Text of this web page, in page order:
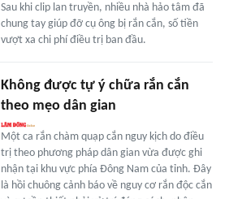
Sau khi clip lan truyền, nhiều nhà hảo tâm đã
chung tay giúp đỡ cụ ông bị rắn cắn, số tiền
vượt xa chi phí điều trị ban đầu.
Không được tự ý chữa rắn cắn
theo mẹo dân gian
Một ca rắn chàm quạp cắn nguy kịch do điều
trị theo phương pháp dân gian vừa được ghi
nhận tại khu vực phía Đông Nam của tỉnh. Đây
là hồi chuông cảnh báo về nguy cơ rắn độc cắn